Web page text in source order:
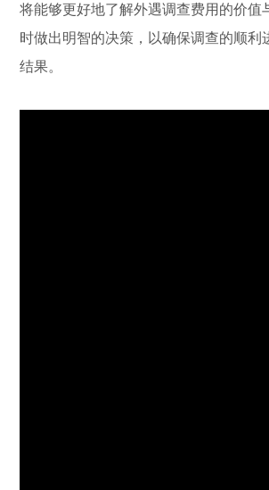
将能够更好地了解外遇调查费用的价值
时做出明智的决策，以确保调查的顺利
结果。